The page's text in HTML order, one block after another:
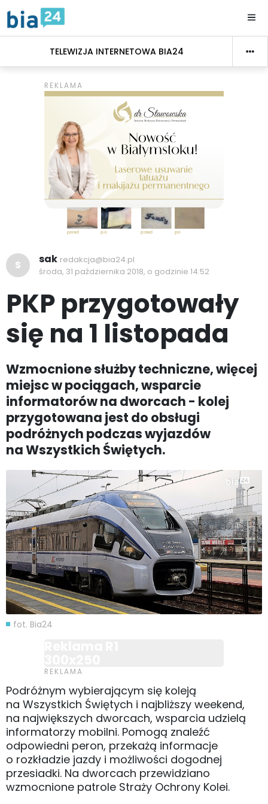
TELEWIZJA INTERNETOWA BIA24
S sak redakcja@bia24.pl
środa, 31 października 2018, o godzinie 14:52
PKP przygotowały
się na 1 listopada
Wzmocnione służby techniczne, więcej
miejsc w pociągach, wsparcie
informatorów na dworcach - kolej
przygotowana jest do obsługi
podróżnych podczas wyjazdów
na Wszystkich Świętych.
fot. Bia24
Podróżnym wybierającym się koleją
na Wszystkich Świętych i najbliższy weekend,
na największych dworcach, wsparcia udzielą
informatorzy mobilni. Pomogą znaleźć
odpowiedni peron, przekażą informacje
o rozkładzie jazdy i możliwości dogodnej
przesiadki. Na dworcach przewidziano
wzmocnione patrole Straży Ochrony Kolei.